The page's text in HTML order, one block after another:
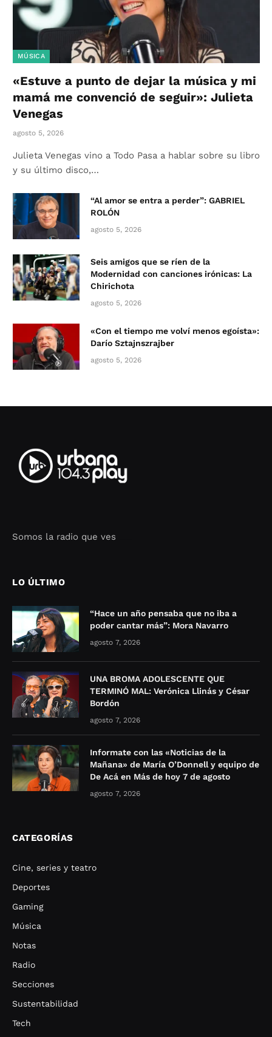
MÚSICA
«Estuve a punto de dejar la música y mi
mamá me convenció de seguir»: Julieta
Venegas
agosto 5, 2026
Julieta Venegas vino a Todo Pasa a hablar sobre su libro
y su último disco,…
“Al amor se entra a perder”: GABRIEL
ROLÓN
agosto 5, 2026
Seis amigos que se ríen de la
Modernidad con canciones irónicas: La
Chirichota
agosto 5, 2026
«Con el tiempo me volví menos egoísta»:
Darío Sztajnszrajber
agosto 5, 2026
Somos la radio que ves
LO ÚLTIMO
“Hace un año pensaba que no iba a
poder cantar más”: Mora Navarro
agosto 7, 2026
UNA BROMA ADOLESCENTE QUE
TERMINÓ MAL: Verónica Llinás y César
Bordón
agosto 7, 2026
Informate con las «Noticias de la
Mañana» de María O’Donnell y equipo de
De Acá en Más de hoy 7 de agosto
agosto 7, 2026
CATEGORÍAS
Cine, series y teatro
Deportes
Gaming
Música
Notas
Radio
Secciones
Sustentabilidad
Tech